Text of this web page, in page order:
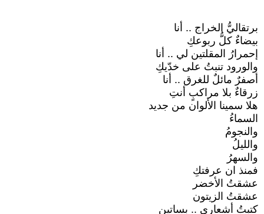
برتقاليُّ الخراج .. أنا
بيضاءٌ كلُّ ربوعكِ
إحمرارُ المقلتين لي .. أنا
والورود تنبتُ على خدّيكِ
أصفرٌ مائلٌ للغرق .. أنا
زرقاءٌ بلا مراكبٍ أنتِ
هلا سمينا الألوان من جديد
السماءُ
والنجومُ
والليلُ
والسهرُ
فمنذ ان عرفتكِ
عشقتُ الأخضر
عشقتُ الزيتون
كتبتُ أشعاري .. بساتين